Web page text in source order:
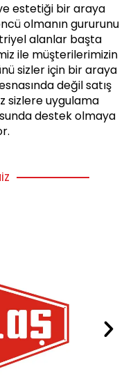
estetiği bir araya
olmanın gururunu
alanlar başta
ile müşterilerimizin
sizler için bir araya
değil satış
sizlere uygulama
destek olmaya